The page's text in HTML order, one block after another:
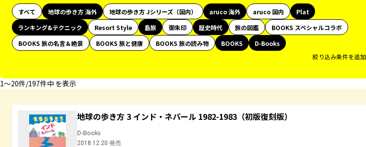
すべて 地球の歩き方 海外 地球の歩き方 Jシリーズ（国内） aruco 海外 aruco 国内
Plat
ランキング&テクニック
Resort Style 島旅 御朱印 歴史時代 旅の図鑑
BOOKS スペシャルコラボ
BOOKS 旅の名言＆絶景
BOOKS 旅と健康 BOOKS 旅の読み物 BOOKS
D-Books
絞り込み条件を追加
1〜20件/197件中 を表示
地球の歩き方 3 インド・ネパール 1982-1983（初版復刻版）
D-Books
2018.12.20 発売